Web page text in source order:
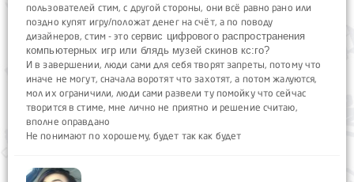
пользователей стим, с другой стороны, они всё равно рано или
поздно купят игру/положат денег на счёт, а по поводу
дизайнеров, стим - это сервис цифрового распространения
компьютерных игр или блядь музей скинов кс:го?
И в завершении, люди сами для себя творят запреты, потому что
иначе не могут, сначала воротят что захотят, а потом жалуются,
мол их ограничили, люди сами развели ту помойку что сейчас
творится в стиме, мне лично не приятно и решение считаю,
вполне оправдано
Не понимают по хорошему, будет так как будет